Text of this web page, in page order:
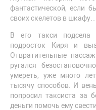
фантастической, если
своих скелетов в
В его такси
подросток Киря и
Отвратительные
ругался
умереть, уже много
тысячу способов. И
попросил таксиста за
деньги помочь ему